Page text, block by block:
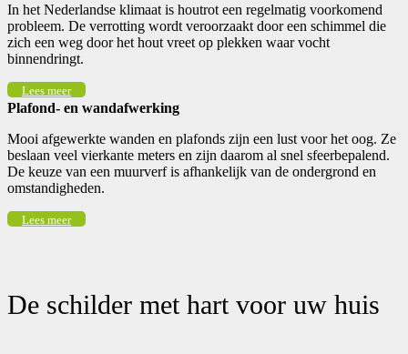
In het Nederlandse klimaat is houtrot een regelmatig voorkomend
probleem. De verrotting wordt veroorzaakt door een schimmel die
zich een weg door het hout vreet op plekken waar vocht
binnendringt.
Lees meer
Plafond- en wandafwerking
Mooi afgewerkte wanden en plafonds zijn een lust voor het oog. Ze
beslaan veel vierkante meters en zijn daarom al snel sfeerbepalend.
De keuze van een muurverf is afhankelijk van de ondergrond en
omstandigheden.
Lees meer
De schilder met hart voor uw huis